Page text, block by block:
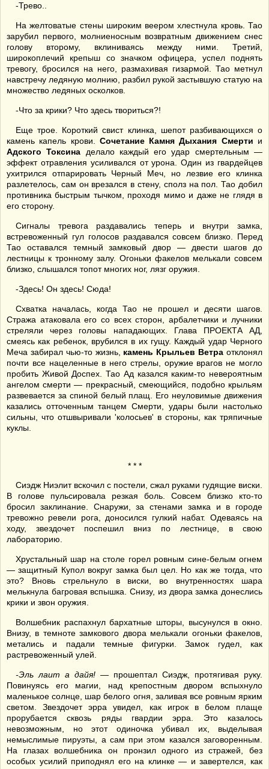
-Трево..
На желтоватые стены широким веером хлестнула кровь. Тао
зарубил первого, молниеносным возвратным движением снес
голову второму, вклиниваясь между ними. Третий,
широкоплечий крепыш со значком офицера, успел поднять
тревогу, бросился на него, размахивая гизармой. Тао метнул
навстречу ледяную молнию, разбил рукой застывшую статую на
множество ледяных осколков.
-Что за крики? Что здесь твориться?!
Еще трое. Короткий свист клинка, шепот разбивающихся о
камень капель крови. Сочетание Камня Дыхания Смерти и
Адского Токсина делало каждый его удар смертельным —
эффект отравления усиливался от урона. Один из гвардейцев
ухитрился отпарировать Черный Меч, но лезвие его клинка
разлетелось, сам он врезался в стену, сполз на пол. Тао добил
противника быстрым тычком, проходя мимо и даже не глядя в
его сторону.
Сигналы тревога раздавались теперь и внутри замка,
встревоженный гул голосов раздавался совсем близко. Перед
Тао оставался темный замковый двор — двести шагов до
лестницы к тронному залу. Огоньки факелов мелькали совсем
близко, слышался топот многих ног, лязг оружия.
-Здесь! Он здесь! Сюда!
Схватка началась, когда Тао не прошел и десяти шагов.
Стража атаковала его со всех сторон, арбалетчики и лучники
стреляли через головы нападающих. Глава ПРОЕКТА АД,
смеясь как ребенок, врубился в их гущу. Каждый удар Черного
Меча забирал чью-то жизнь, камень Крыльев Ветра отклонял
почти все нацеленные в него стрелы, оружие врагов не могло
пробить Живой Доспех. Тао Ад казался каким-то невероятным
ангелом смерти — прекрасный, смеющийся, подобно крыльям
развевается за спиной белый плащ. Его неуловимые движения
казались отточенным танцем Смерти, удары были настолько
сильны, что отшвыривали 'колосьев' в стороны, как тряпичные
куклы.
* * *
Сиэдж Ниэлит вскочил с постели, сжал руками гудящие виски.
В голове пульсировала резкая боль. Совсем близко кто-то
бросил заклинание. Снаружи, за стенами замка и в городе
тревожно ревели рога, доносился гулкий набат. Одеваясь на
ходу, звездочет поспешил вниз по лестнице, в свою
лабораторию.
Хрустальный шар на столе горел ровным сине-белым огнем
— защитный Купол вокруг замка был цел. Но как же тогда, что
это? Вновь стрельнуло в виски, во внутренностях шара
мелькнула багровая вспышка. Снизу, из двора замка донеслись
крики и звон оружия.
Волшебник распахнул бархатные шторы, высунулся в окно.
Внизу, в темноте замкового двора мелькали огоньки факелов,
метались и падали темные фигурки. Замок гудел, как
растревоженный улей.
-Эль лаит а дайя! — прошептал Сиэдж, протягивая руку.
Повинуясь его магии, над крепостным двором вспыхнуло
маленькое солнце, шар белого огня, заливая все ровным ярким
светом. Звездочет эрра увидел, как игрок в белом плаще
прорубается сквозь ряды гвардии эрра. Это казалось
невозможным, но этот одиночка убивал их, выделывая
немыслимые пируэты, а сам при этом казался заговоренным.
На глазах волшебника он пронзил одного из стражей, без
особых усилий приподнял его на клинке — и завертелся, как